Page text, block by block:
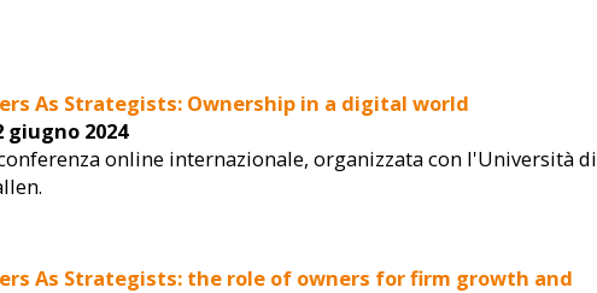
As Strategists: Ownership in a digital world
giugno 2024
online internazionale, organizzata con l'Università di
As Strategists: the role of owners for firm growth and